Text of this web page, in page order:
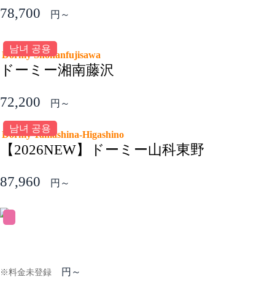
78,700 円～
남녀 공용
Dormy Shonanfujisawa
ドーミー湘南藤沢
72,200 円～
남녀 공용
Dormy Yamashina-Higashino
【2026NEW】ドーミー山科東野
87,960 円～
※料金未登録 円～